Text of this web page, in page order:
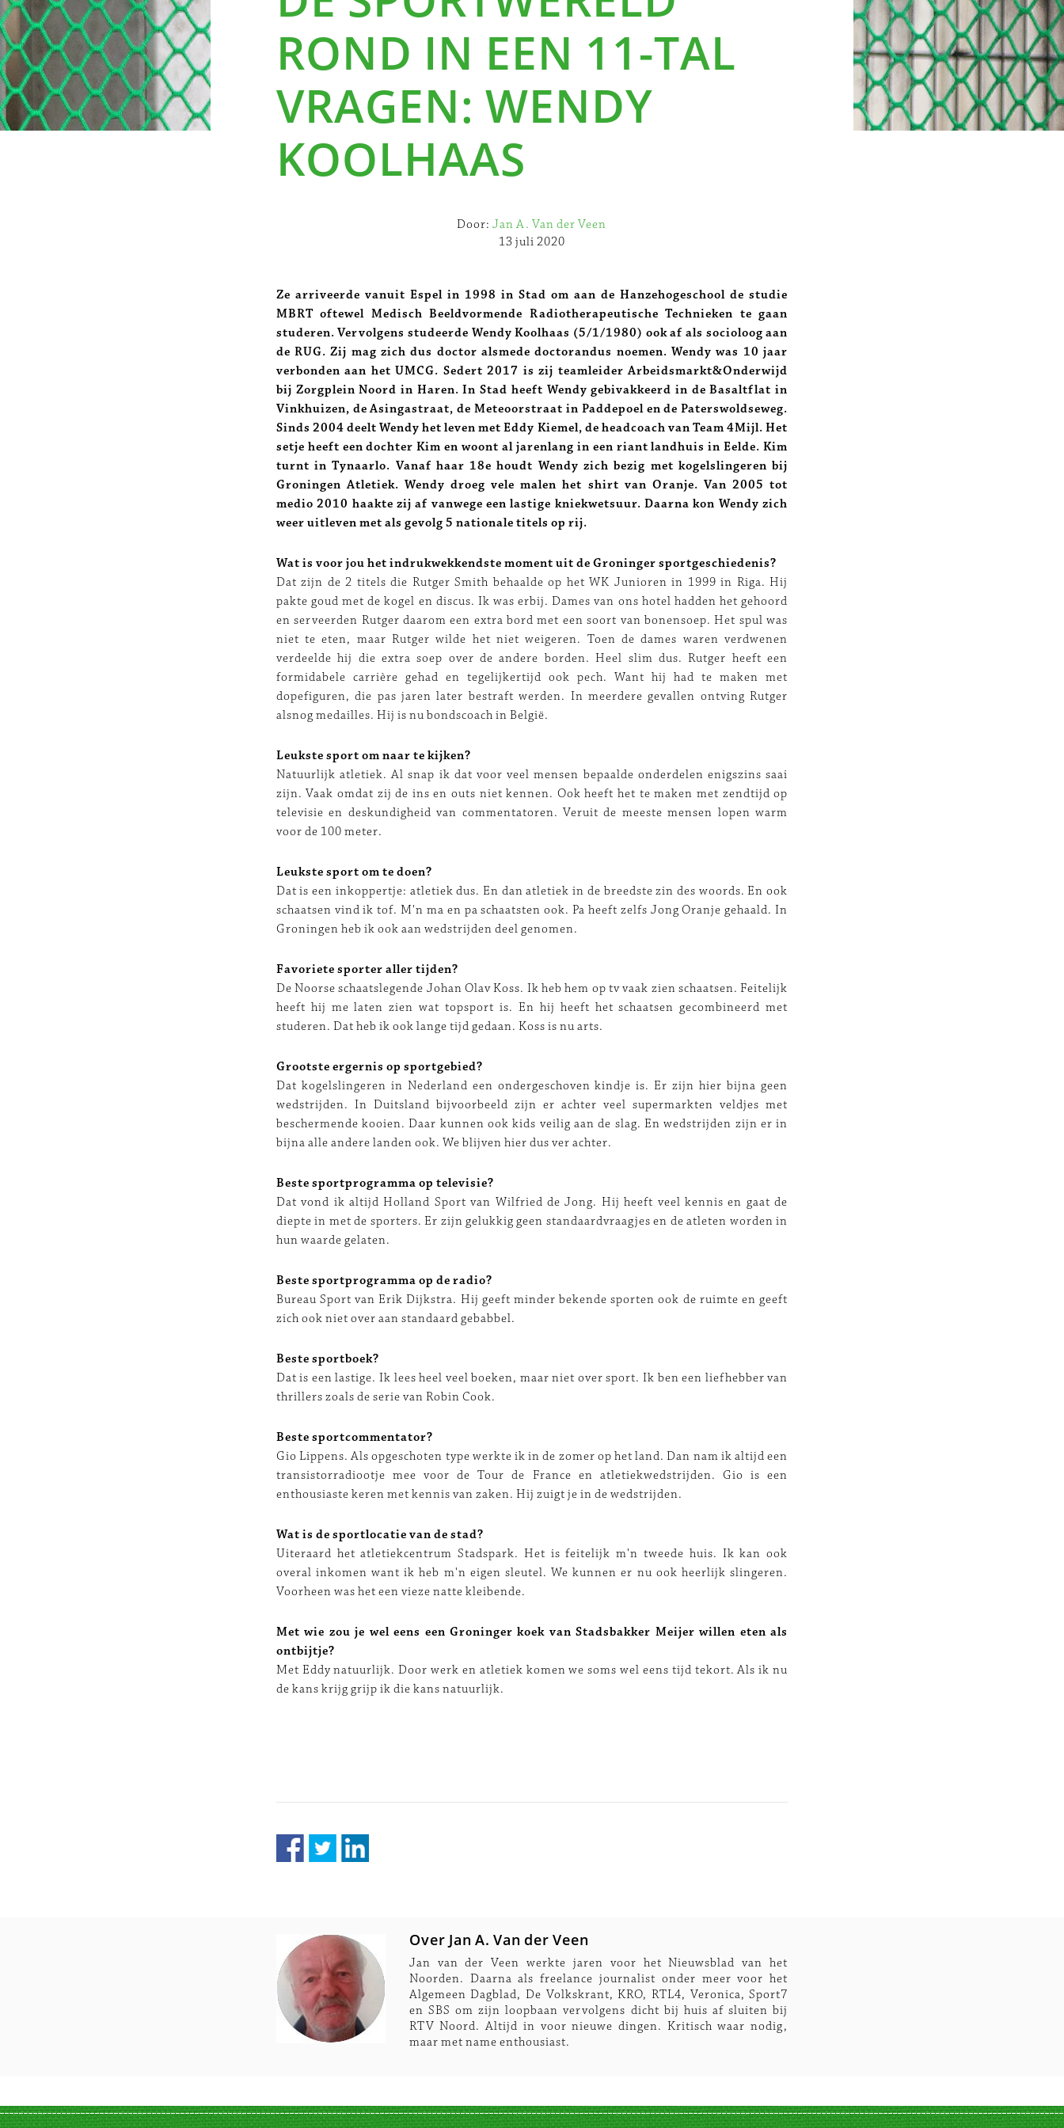
ROND IN EEN 11-TAL
VRAGEN: WENDY
KOOLHAAS
Door:Jan A. Van der Veen
13 juli 2020
Ze arriveerde vanuit Espel in 1998 in Stad om aan de Hanzehogeschool de studie
MBRT oftewel Medisch Beeldvormende Radiotherapeutische Technieken te gaan
studeren. Vervolgens studeerde Wendy Koolhaas (5/1/1980) ook af als socioloog aan
de RUG. Zij mag zich dus doctor alsmede doctorandus noemen. Wendy was 10 jaar
verbonden aan het UMCG. Sedert 2017 is zij teamleider Arbeidsmarkt&Onderwijd
bij Zorgplein Noord in Haren. In Stad heeft Wendy gebivakkeerd in de Basaltflat in
Vinkhuizen, de Asingastraat, de Meteoorstraat in Paddepoel en de Paterswoldseweg.
Sinds 2004 deelt Wendy het leven met Eddy Kiemel, de headcoach van Team 4Mijl. Het
setje heeft een dochter Kim en woont al jarenlang in een riant landhuis in Eelde. Kim
turnt in Tynaarlo. Vanaf haar 18e houdt Wendy zich bezig met kogelslingeren bij
Groningen Atletiek. Wendy droeg vele malen het shirt van Oranje. Van 2005 tot
medio 2010 haakte zij af vanwege een lastige kniekwetsuur. Daarna kon Wendy zich
weer uitleven met als gevolg 5 nationale titels op rij.
Wat is voor jou het indrukwekkendste moment uit de Groninger sportgeschiedenis?
Dat zijn de 2 titels die Rutger Smith behaalde op het WK Junioren in 1999 in Riga. Hij
pakte goud met de kogel en discus. Ik was erbij. Dames van ons hotel hadden het gehoord
en serveerden Rutger daarom een extra bord met een soort van bonensoep. Het spul was
niet te eten, maar Rutger wilde het niet weigeren. Toen de dames waren verdwenen
verdeelde hij die extra soep over de andere borden. Heel slim dus. Rutger heeft een
formidabele carrière gehad en tegelijkertijd ook pech. Want hij had te maken met
dopefiguren, die pas jaren later bestraft werden. In meerdere gevallen ontving Rutger
alsnog medailles. Hij is nu bondscoach in België.
Leukste sport om naar te kijken?
Natuurlijk atletiek. Al snap ik dat voor veel mensen bepaalde onderdelen enigszins saai
zijn. Vaak omdat zij de ins en outs niet kennen. Ook heeft het te maken met zendtijd op
televisie en deskundigheid van commentatoren. Veruit de meeste mensen lopen warm
voor de 100 meter.
Leukste sport om te doen?
Dat is een inkoppertje: atletiek dus. En dan atletiek in de breedste zin des woords. En ook
schaatsen vind ik tof. M'n ma en pa schaatsten ook. Pa heeft zelfs Jong Oranje gehaald. In
Groningen heb ik ook aan wedstrijden deel genomen.
Favoriete sporter aller tijden?
De Noorse schaatslegende Johan Olav Koss. Ik heb hem op tv vaak zien schaatsen. Feitelijk
heeft hij me laten zien wat topsport is. En hij heeft het schaatsen gecombineerd met
studeren. Dat heb ik ook lange tijd gedaan. Koss is nu arts.
Grootste ergernis op sportgebied?
Dat kogelslingeren in Nederland een ondergeschoven kindje is. Er zijn hier bijna geen
wedstrijden. In Duitsland bijvoorbeeld zijn er achter veel supermarkten veldjes met
beschermende kooien. Daar kunnen ook kids veilig aan de slag. En wedstrijden zijn er in
bijna alle andere landen ook. We blijven hier dus ver achter.
Beste sportprogramma op televisie?
Dat vond ik altijd Holland Sport van Wilfried de Jong. Hij heeft veel kennis en gaat de
diepte in met de sporters. Er zijn gelukkig geen standaardvraagjes en de atleten worden in
hun waarde gelaten.
Beste sportprogramma op de radio?
Bureau Sport van Erik Dijkstra. Hij geeft minder bekende sporten ook de ruimte en geeft
zich ook niet over aan standaard gebabbel.
Beste sportboek?
Dat is een lastige. Ik lees heel veel boeken, maar niet over sport. Ik ben een liefhebber van
thrillers zoals de serie van Robin Cook.
Beste sportcommentator?
Gio Lippens. Als opgeschoten type werkte ik in de zomer op het land. Dan nam ik altijd een
transistorradiootje mee voor de Tour de France en atletiekwedstrijden. Gio is een
enthousiaste keren met kennis van zaken. Hij zuigt je in de wedstrijden.
Wat is de sportlocatie van de stad?
Uiteraard het atletiekcentrum Stadspark. Het is feitelijk m'n tweede huis. Ik kan ook
overal inkomen want ik heb m'n eigen sleutel. We kunnen er nu ook heerlijk slingeren.
Voorheen was het een vieze natte kleibende.
Met wie zou je wel eens een Groninger koek van Stadsbakker Meijer willen eten als
ontbijtje?
Met Eddy natuurlijk. Door werk en atletiek komen we soms wel eens tijd tekort. Als ik nu
de kans krijg grijp ik die kans natuurlijk.
Over Jan A. Van der Veen
Jan van der Veen werkte jaren voor het Nieuwsblad van het
Noorden. Daarna als freelance journalist onder meer voor het
Algemeen Dagblad, De Volkskrant, KRO, RTL4, Veronica, Sport7
en SBS om zijn loopbaan vervolgens dicht bij huis af sluiten bij
RTV Noord. Altijd in voor nieuwe dingen. Kritisch waar nodig,
maar met name enthousiast.